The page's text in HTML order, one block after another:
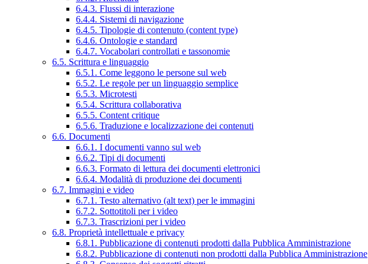
6.4.3. Flussi di interazione
6.4.4. Sistemi di navigazione
6.4.5. Tipologie di contenuto (content type)
6.4.6. Ontologie e standard
6.4.7. Vocabolari controllati e tassonomie
6.5. Scrittura e linguaggio
6.5.1. Come leggono le persone sul web
6.5.2. Le regole per un linguaggio semplice
6.5.3. Microtesti
6.5.4. Scrittura collaborativa
6.5.5. Content critique
6.5.6. Traduzione e localizzazione dei contenuti
6.6. Documenti
6.6.1. I documenti vanno sul web
6.6.2. Tipi di documenti
6.6.3. Formato di lettura dei documenti elettronici
6.6.4. Modalità di produzione dei documenti
6.7. Immagini e video
6.7.1. Testo alternativo (alt text) per le immagini
6.7.2. Sottotitoli per i video
6.7.3. Trascrizioni per i video
6.8. Proprietà intellettuale e privacy
6.8.1. Pubblicazione di contenuti prodotti dalla Pubblica Amministrazione
6.8.2. Pubblicazione di contenuti non prodotti dalla Pubblica Amministrazione